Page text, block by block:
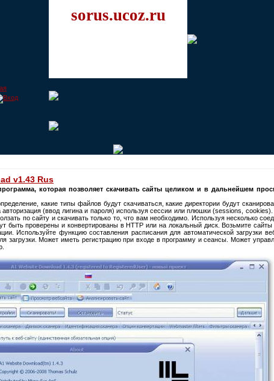
sorus.ucoz.ru
v1.43 Rus
которая позволяет скачивать сайты целиком и в дальнейшем
какие типы файлов будут скачиваться, какие директории будут
(ввод лигина и пароля) используя сессии или плюшки (sessions,
по сайту и скачивать только то, что вам необходимо. Используя несколько
быть проверены и конвертированы в HTTP или на локальный диск. Возьмите
Используйте функцию составления расписания для автоматической загрузки
загрузки. Может иметь регистрацию при входе в программу и сеансы. Может